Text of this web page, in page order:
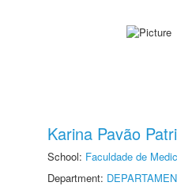
Karina Pavão
School: Faculdade de
Department: